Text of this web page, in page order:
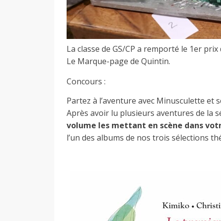
a
n
t
La classe de GS/CP a remporté le 1er
Le Marque-page de Quintin.
Concours :
Partez à l’aventure avec Minusculette et
Après avoir lu plusieurs aventures de la
volume les mettant en scène dans
l’un des albums de nos trois sélections